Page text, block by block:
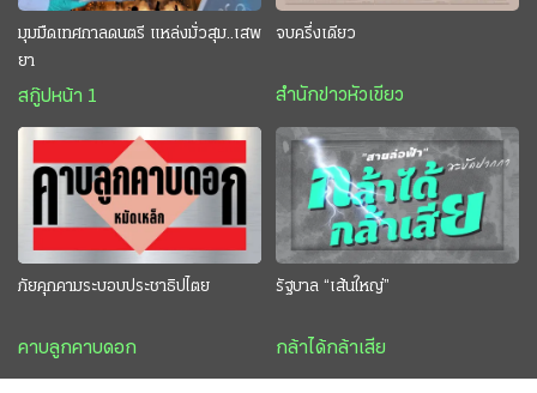
มุมมืดเทศกาลดนตรี แหล่งมั่วสุม..เสพ
ยา
สกู๊ปหน้า 1
จบครึ่งเดียว
สำนักข่าวหัวเขียว
ภัยคุกคามระบอบประชาธิปไตย
คาบลูกคาบดอก
รัฐบาล “เส้นใหญ่”
กล้าได้กล้าเสีย